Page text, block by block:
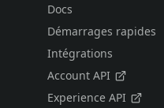
Docs
Démarrages rapides
Intégrations
Account API
Experience API